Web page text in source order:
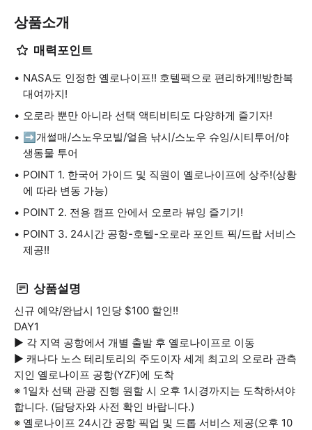
상품소개
매력포인트
NASA도 인정한 옐로나이프!! 호텔팩으로 편리하게!!방한복
대여까지!
오로라 뿐만 아니라 선택 액티비티도 다양하게 즐기자!
➡️개썰매/스노우모빌/얼음 낚시/스노우 슈잉/시티투어/야
생동물 투어
POINT 1. 한국어 가이드 및 직원이 옐로나이프에 상주!(상황
에 따라 변동 가능)
POINT 2. 전용 캠프 안에서 오로라 뷰잉 즐기기!
POINT 3. 24시간 공항-호텔-오로라 포인트 픽/드랍 서비스
제공!!
상품설명
신규 예약/완납시 1인당 $100 할인!!
DAY1
▶ 각 지역 공항에서 개별 출발 후 옐로나이프로 이동
▶ 캐나다 노스 테리토리의 주도이자 세계 최고의 오로라 관측
지인 옐로나이프 공항(YZF)에 도착
※ 1일차 선택 관광 진행 원할 시 오후 1시경까지는 도착하셔야
합니다. (담당자와 사전 확인 바랍니다.)
※ 옐로나이프 24시간 공항 픽업 및 드롭 서비스 제공(오후 10